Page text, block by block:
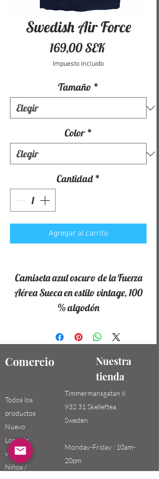
Swedish Air Force
169,00 SEKPrecio
Impuesto incluido
Tamaño *
Color *
Cantidad *
Agregar al carrito
Camiseta azul oscuro de la Fuerza
Aérea Sueca en estilo vintage, 100
% algodón
Comercio
Nuestra
tienda
Todos los
productos
Nuevo
Los más
vendidos
Niños /
Timmermansgatan 6
932 31 Skelleftea
Sweden
Monday-Friday : 10am-
20pm
Saturday-Sunday: 10am-